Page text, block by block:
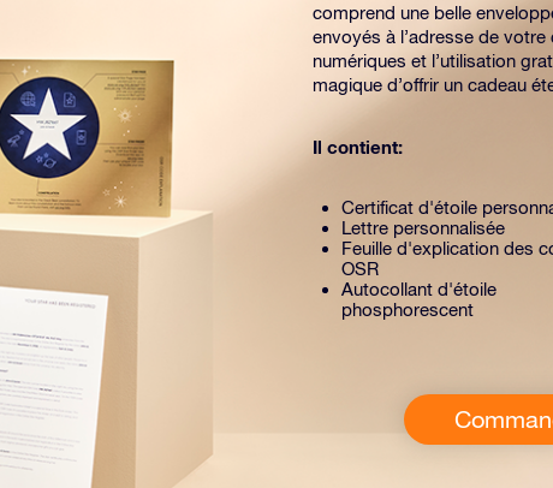
comprend une belle
envoyés à l’adresse de
numériques et l’utilisation
magique d’offrir un cadeau
Il contient:
Certificat d'étoile
Lettre personnalisée
Feuille d'explication des
OSR
Autocollant d'étoile
phosphorescent